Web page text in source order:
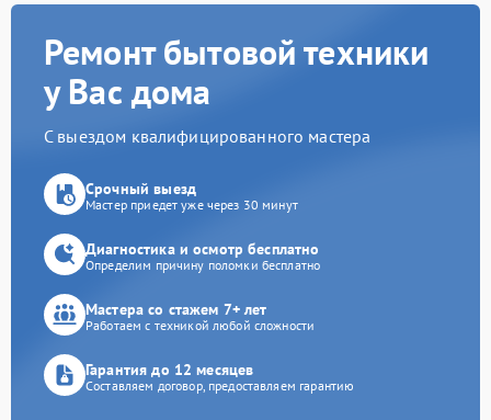
Ремонт бытовой техники
у Вас дома
С выездом квалифицированного мастера
Срочный выезд
Мастер приедет уже через 30 минут
Диагностика и осмотр бесплатно
Определим причину поломки бесплатно
Мастера со стажем 7+ лет
Работаем с техникой любой сложности
Гарантия до 12 месяцев
Составляем договор, предоставляем гарантию